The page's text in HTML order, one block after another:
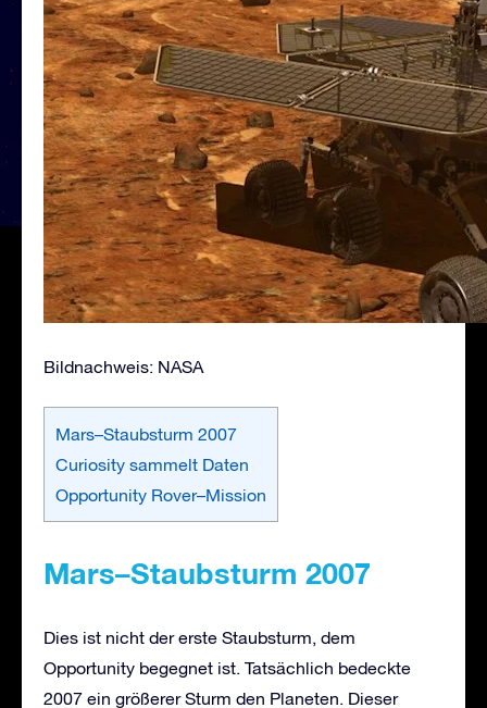
Bildnachweis: NASA
Mars–Staubsturm 2007
Curiosity sammelt Daten
Opportunity Rover–Mission
Mars–Staubsturm 2007
Dies ist nicht der erste Staubsturm, dem
Opportunity begegnet ist. Tatsächlich bedeckte
2007 ein größerer Sturm den Planeten. Dieser